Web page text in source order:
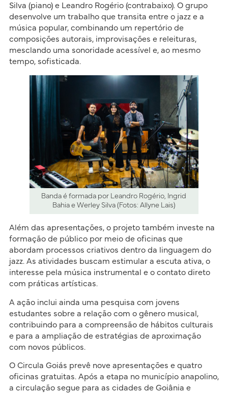
Silva (piano) e Leandro Rogério (contrabaixo). O grupo
desenvolve um trabalho que transita entre o jazz e a
música popular, combinando um repertório de
composições autorais, improvisações e releituras,
mesclando uma sonoridade acessível e, ao mesmo
tempo, sofisticada.
Banda é formada por Leandro Rogério, Ingrid
Bahia e Werley Silva (Fotos: Allyne Lais)
Além das apresentações, o projeto também investe na
formação de público por meio de oficinas que
abordam processos criativos dentro da linguagem do
jazz. As atividades buscam estimular a escuta ativa, o
interesse pela música instrumental e o contato direto
com práticas artísticas.
A ação inclui ainda uma pesquisa com jovens
estudantes sobre a relação com o gênero musical,
contribuindo para a compreensão de hábitos culturais
e para a ampliação de estratégias de aproximação
com novos públicos.
O Circula Goiás prevê nove apresentações e quatro
oficinas gratuitas. Após a etapa no município anapolino,
a circulação segue para as cidades de Goiânia e